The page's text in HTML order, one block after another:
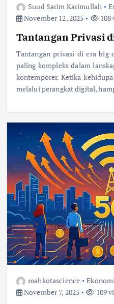
Suud Sarim Karimullah
November 12, 2025
108
Tantangan Privasi
Tantangan privasi di era big
paling kompleks dalam
kontemporer. Ketika
melalui perangkat digital,
mahkotascience
November 7, 2025
109